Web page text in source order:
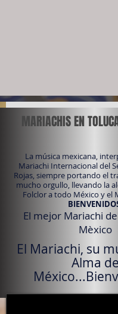
MARIACHIS EN
La música mexicana,
Mariachi Internacional del
Rojas, siempre portando el
mucho orgullo, llevando la
Folclor a todo México y el
El mejor Mariachi
Mèxico
El Mariachi, su
Alma de